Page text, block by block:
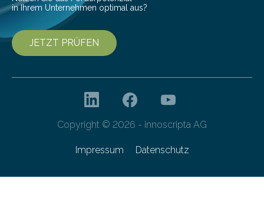
in Ihrem Unternehmen optimal aus?
JETZT PRÜFEN
Copyright © 2026 - innoscripta AG
Impressum Datenschutz